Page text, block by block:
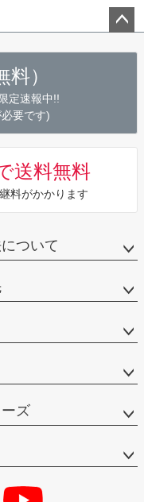
）
定速報中!!
要です)
送料無料
料がかかります
ついて
ズ